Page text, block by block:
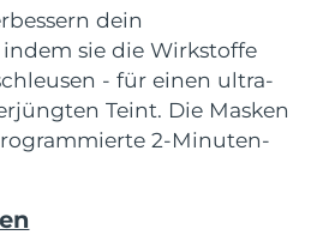
dein
indem sie die Wirkstoffe
- für einen ultra-
Teint. Die Masken
2-Minuten-